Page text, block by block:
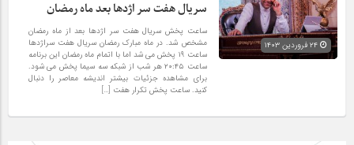
سریال هفت سر اژدها بعد ماه رمضان
ساعت پخش سریال هفت سر اژدها بعد از ماه رمضان
مشخص شد. در ماه مبارک رمضان سریال هفت سراژدها
ساعت ۱۹ پخش می شد اما با اتمام ماه رمضان این برنامه
ساعت ۲۰:۴۵ هر شب از شبکه سه سیما پخش می شود.
برای مشاهده جزئیات بیشتر اندیشه معاصر را دنبال
کنید. ساعت پخش تکرار هفت […]